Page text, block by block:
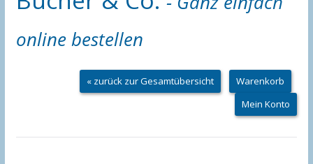
online bestellen
« zurück zur Gesamtübersicht
Warenkorb
Mein Konto